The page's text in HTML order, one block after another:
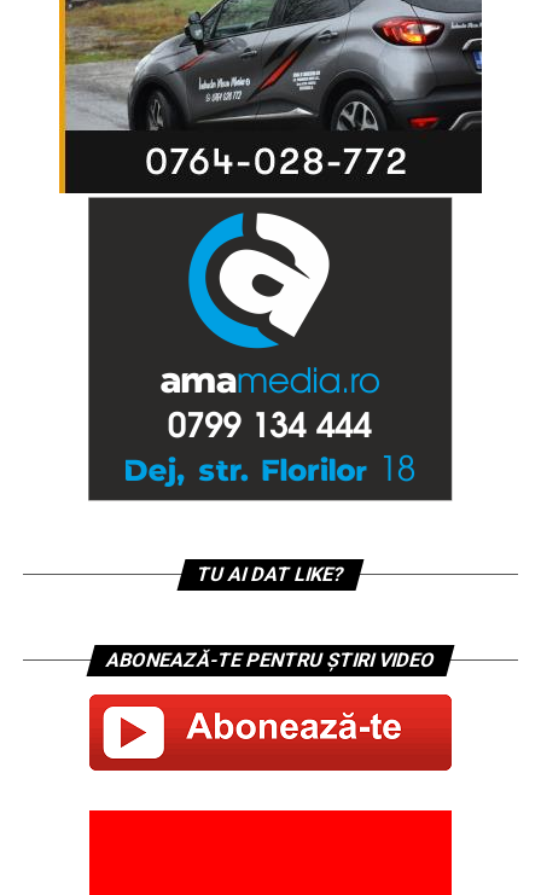
TU AI DAT LIKE?
ABONEAZĂ-TE PENTRU ȘTIRI VIDEO